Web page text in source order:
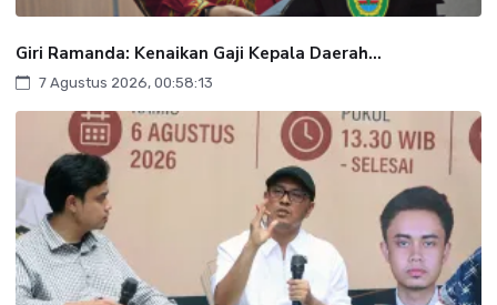
Giri Ramanda: Kenaikan Gaji Kepala Daerah...
7 Agustus 2026, 00:58:13